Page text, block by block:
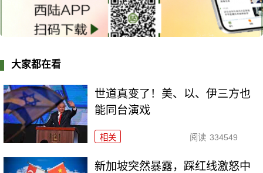
大家都在看
世道真变了！美、以、伊三方也
能同台演戏
相关 阅读 334549
新加坡突然暴露，踩红线激怒中